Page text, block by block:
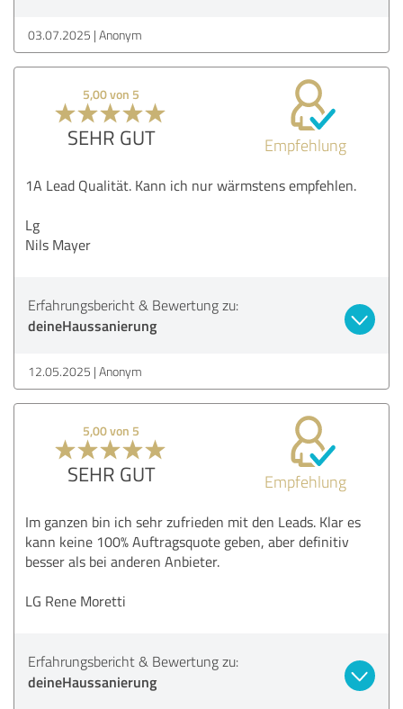
03.07.2025 Anonym
5,00 von 5
SEHR GUT Empfehlung
1A Lead Qualität. Kann ich nur wärmstens empfehlen.
Lg
Nils Mayer
Erfahrungsbericht & Bewertung zu:
deineHaussanierung
12.05.2025 Anonym
5,00 von 5
SEHR GUT Empfehlung
Im ganzen bin ich sehr zufrieden mit den Leads. Klar es
kann keine 100% Auftragsquote geben, aber definitiv
besser als bei anderen Anbieter.
LG Rene Moretti
Erfahrungsbericht & Bewertung zu:
deineHaussanierung